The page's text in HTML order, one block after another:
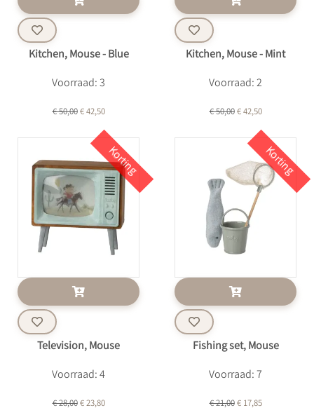
Kitchen, Mouse - Blue
Voorraad: 3
€ 50,00€ 42,50
Kitchen, Mouse - Mint
Voorraad: 2
€ 50,00€ 42,50
Korting
Television, Mouse
Voorraad: 4
€ 28,00€ 23,80
Korting
Fishing set, Mouse
Voorraad: 7
€ 21,00€ 17,85